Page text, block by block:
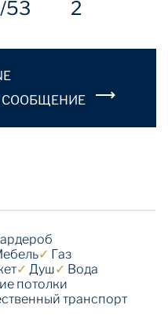
53 2
СООБЩЕНИЕ
✓ Газ
✓ Душ✓ Вода
потолки
транспорт